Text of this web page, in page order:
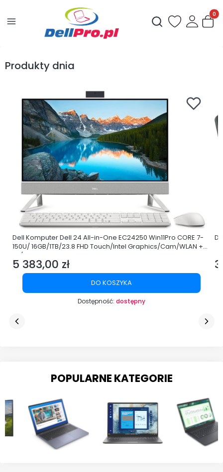
Otwórz
Produkty dnia
Dell Komputer Dell 24 All-in-One EC24250 Win11Pro CORE 7-
150U/ 16GB/1TB/23.8 FHD Touch/Intel Graphics/Cam/WLAN +
BT/3Y ProSupport
Cena
5 383,00 zł
DO KOSZYKA
Dostępność: dostępny
POPULARNE KATEGORIE